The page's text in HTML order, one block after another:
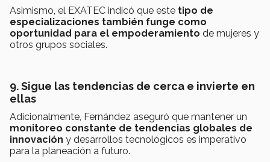
Asimismo, el EXATEC indicó que este tipo de
especializaciones también funge como
oportunidad para el empoderamiento de mujeres y
otros grupos sociales.
9. Sigue las tendencias de cerca e invierte en
ellas
Adicionalmente, Fernández aseguró que mantener un
monitoreo constante de tendencias globales de
innovación y desarrollos tecnológicos es imperativo
para la planeación a futuro.